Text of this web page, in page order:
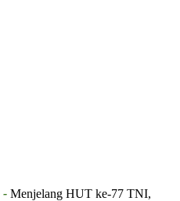
- Menjelang HUT ke-77 TNI,